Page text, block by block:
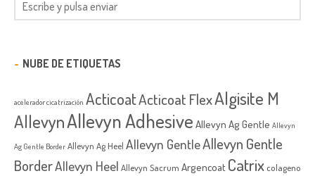
NUBE DE ETIQUETAS
acelerador cicatrización ActicoatActicoat FlexAlgisite M
AllevynAllevyn Adhesive Allevyn Ag Gentle Allevyn
Ag Gentle Border Allevyn Ag Heel Allevyn GentleAllevyn Gentle
BorderAllevyn Heel Allevyn Sacrum Argencoat Catrix colageno